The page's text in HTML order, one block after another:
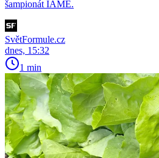
šampionát IAME.
SvětFormule.cz
dnes, 15:32
1 min